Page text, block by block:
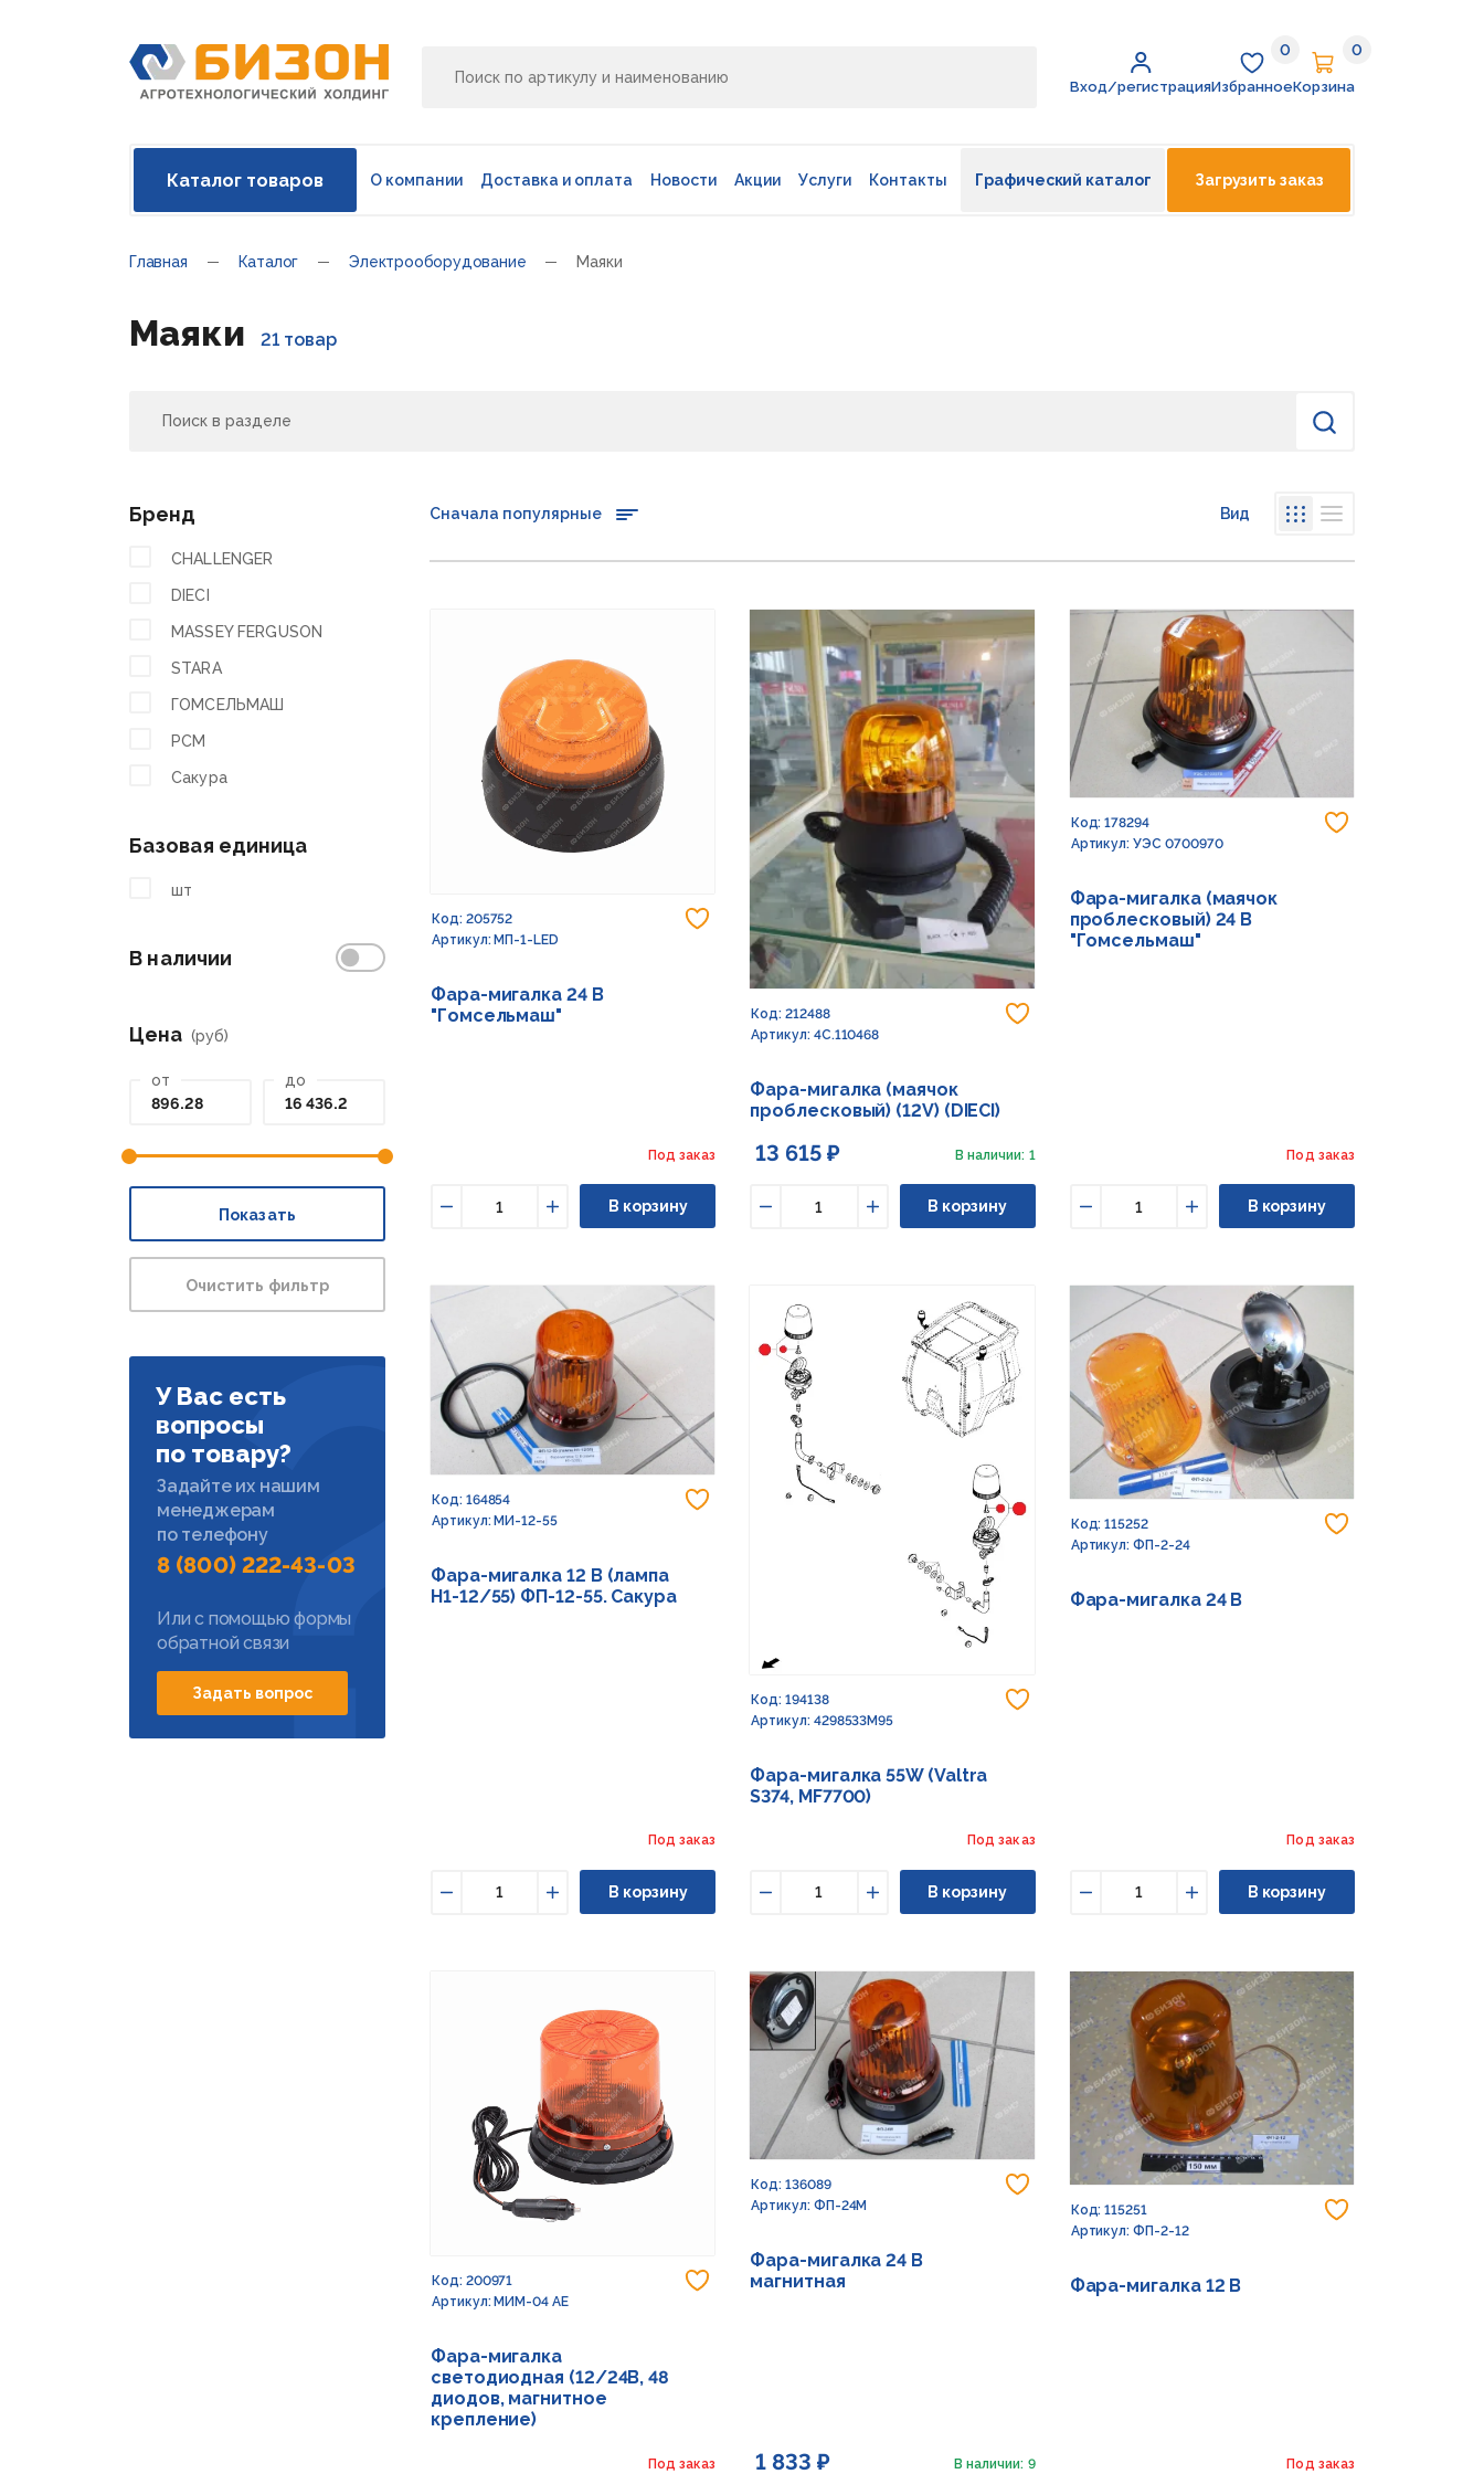
Вход/регистрация
Избранное
0
Избранное
Корзина
0
Корзина
Каталог товаров О компании Доставка и оплата Новости Акции Услуги Контакты Графический каталог Загрузить заказ
Главная Каталог Электрооборудование Маяки
Маяки 21 товар
Найти
Бренд
CHALLENGER
DIECI
MASSEY FERGUSON
STARA
ГОМСЕЛЬМАШ
РСМ
Сакура
Базовая единица
шт
В наличии
Цена (руб)
от до
Показать
Очистить фильтр
У Вас есть
вопросы
по товару?
Задайте их нашим
менеджерам
по телефону
8 (800) 222-43-03
Или с помощью формы
обратной связи
Задать вопрос
Сначала популярные Вид
Добавить в избранное
Код: 205752
Артикул: МП-1-LED
Фара-мигалка 24 В
"Гомсельмаш"
Под заказ
Увеличить
В корзину
Код: 212488
Артикул: 4C.110468
Фара-мигалка (маячок
проблесковый) (12V) (DIECI)
13 615 ₽ В наличии: 1
Увеличить
В корзину
Код: 178294
Артикул: УЭС 0700970
Фара-мигалка (маячок
проблесковый) 24 В
"Гомсельмаш"
Под заказ
Увеличить
В корзину
Добавить в избранное
Код: 164854
Артикул: МИ-12-55
Фара-мигалка 12 В (лампа
Н1-12/55) ФП-12-55. Сакура
Под заказ
Увеличить
В корзину
Код: 194138
Артикул: 4298533M95
Фара-мигалка 55W (Valtra
S374, MF7700)
Под заказ
Увеличить
В корзину
Код: 115252
Артикул: ФП-2-24
Фара-мигалка 24 В
Под заказ
Увеличить
В корзину
Добавить в избранное
Код: 200971
Артикул: МИМ-04 АЕ
Фара-мигалка
светодиодная (12/24В, 48
диодов, магнитное
крепление)
Под заказ
Добавить в избранное
Код: 136089
Артикул: ФП-24М
Фара-мигалка 24 В
магнитная
1 833 ₽ В наличии: 9
Код: 115251
Артикул: ФП-2-12
Фара-мигалка 12 В
Под заказ